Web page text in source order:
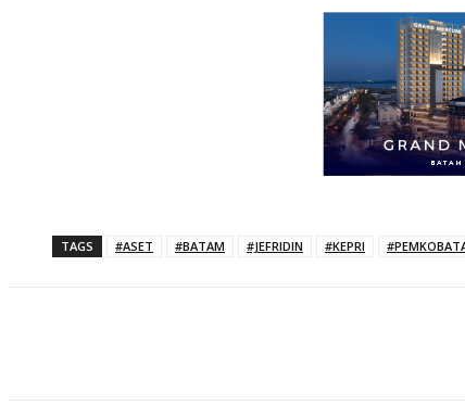
TAGS #ASET #BATAM #JEFRIDIN #KEPRI